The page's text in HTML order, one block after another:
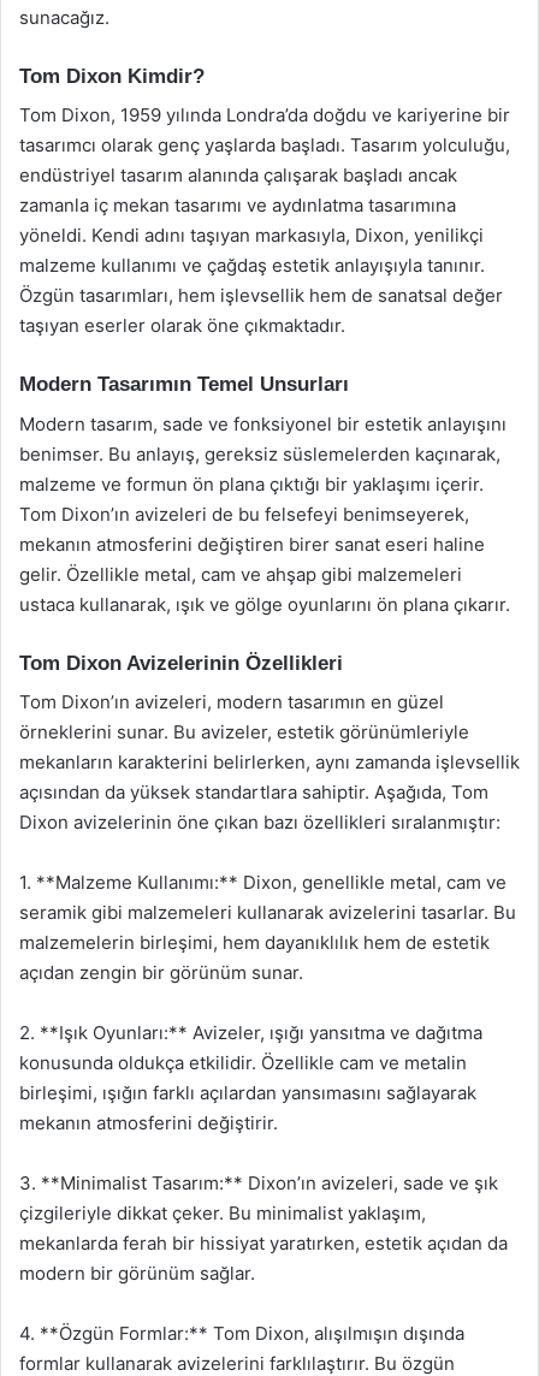
sunacağız.
Tom Dixon Kimdir?
Tom Dixon, 1959 yılında Londra’da doğdu ve kariyerine bir
tasarımcı olarak genç yaşlarda başladı. Tasarım yolculuğu,
endüstriyel tasarım alanında çalışarak başladı ancak
zamanla iç mekan tasarımı ve aydınlatma tasarımına
yöneldi. Kendi adını taşıyan markasıyla, Dixon, yenilikçi
malzeme kullanımı ve çağdaş estetik anlayışıyla tanınır.
Özgün tasarımları, hem işlevsellik hem de sanatsal değer
taşıyan eserler olarak öne çıkmaktadır.
Modern Tasarımın Temel Unsurları
Modern tasarım, sade ve fonksiyonel bir estetik anlayışını
benimser. Bu anlayış, gereksiz süslemelerden kaçınarak,
malzeme ve formun ön plana çıktığı bir yaklaşımı içerir.
Tom Dixon’ın avizeleri de bu felsefeyi benimseyerek,
mekanın atmosferini değiştiren birer sanat eseri haline
gelir. Özellikle metal, cam ve ahşap gibi malzemeleri
ustaca kullanarak, ışık ve gölge oyunlarını ön plana çıkarır.
Tom Dixon Avizelerinin Özellikleri
Tom Dixon’ın avizeleri, modern tasarımın en güzel
örneklerini sunar. Bu avizeler, estetik görünümleriyle
mekanların karakterini belirlerken, aynı zamanda işlevsellik
açısından da yüksek standartlara sahiptir. Aşağıda, Tom
Dixon avizelerinin öne çıkan bazı özellikleri sıralanmıştır:
1. **Malzeme Kullanımı:** Dixon, genellikle metal, cam ve
seramik gibi malzemeleri kullanarak avizelerini tasarlar. Bu
malzemelerin birleşimi, hem dayanıklılık hem de estetik
açıdan zengin bir görünüm sunar.
2. **Işık Oyunları:** Avizeler, ışığı yansıtma ve dağıtma
konusunda oldukça etkilidir. Özellikle cam ve metalin
birleşimi, ışığın farklı açılardan yansımasını sağlayarak
mekanın atmosferini değiştirir.
3. **Minimalist Tasarım:** Dixon’ın avizeleri, sade ve şık
çizgileriyle dikkat çeker. Bu minimalist yaklaşım,
mekanlarda ferah bir hissiyat yaratırken, estetik açıdan da
modern bir görünüm sağlar.
4. **Özgün Formlar:** Tom Dixon, alışılmışın dışında
formlar kullanarak avizelerini farklılaştırır. Bu özgün